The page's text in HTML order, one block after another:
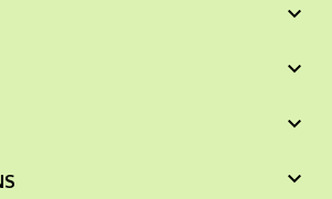



